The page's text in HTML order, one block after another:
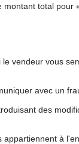
total pour
vendeur vous
avec un
des
à